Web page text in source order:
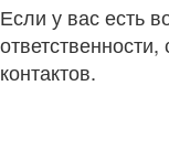
Если у вас есть
контактов.